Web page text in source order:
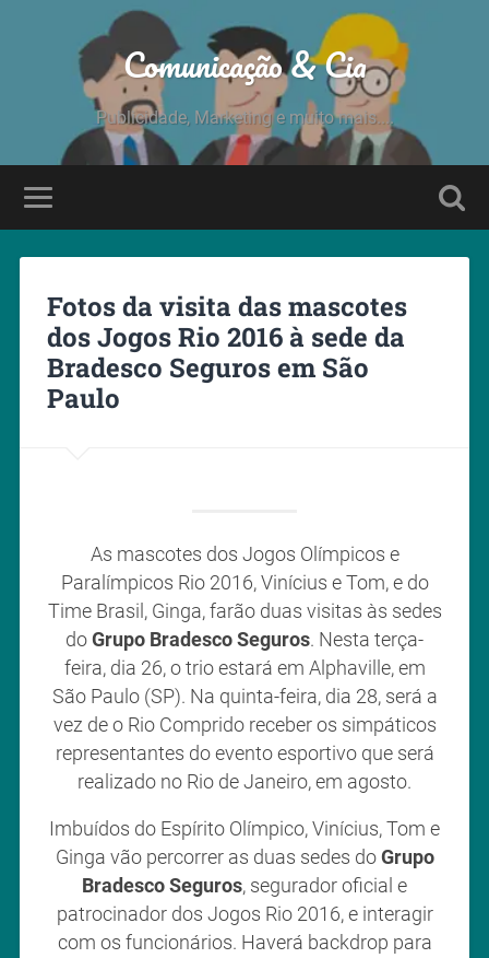
Comunicação & Cia
Publicidade, Marketing e muito mais....
Fotos da visita das mascotes
dos Jogos Rio 2016 à sede da
Bradesco Seguros em São
Paulo
As mascotes dos Jogos Olímpicos e
Paralímpicos Rio 2016, Vinícius e Tom, e do
Time Brasil, Ginga, farão duas visitas às sedes
do Grupo Bradesco Seguros. Nesta terça-
feira, dia 26, o trio estará em Alphaville, em
São Paulo (SP). Na quinta-feira, dia 28, será a
vez de o Rio Comprido receber os simpáticos
representantes do evento esportivo que será
realizado no Rio de Janeiro, em agosto.
Imbuídos do Espírito Olímpico, Vinícius, Tom e
Ginga vão percorrer as duas sedes do Grupo
Bradesco Seguros, segurador oficial e
patrocinador dos Jogos Rio 2016, e interagir
com os funcionários. Haverá backdrop para